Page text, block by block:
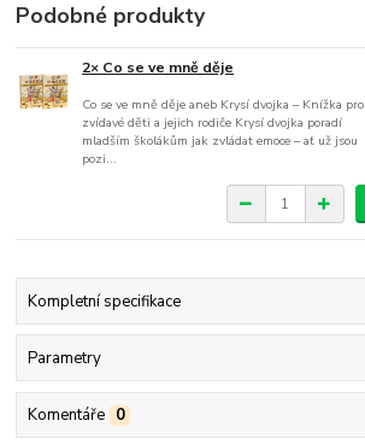
Podobné produkty
2× Co se ve mně děje
Co se ve mně děje aneb Krysí dvojka – Knížka pro
zvídavé děti a jejich rodiče Krysí dvojka poradí
mladším školákům jak zvládat emoce – ať už jsou
pozi...
Kompletní specifikace
Parametry
Komentáře 0